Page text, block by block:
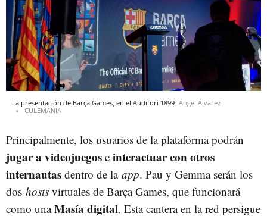
La presentación de Barça Games, en el Auditori 1899 Ángel Álvarez
CULEMANIA
Principalmente, los usuarios de la plataforma podrán
jugar a videojuegos e interactuar con otros
internautas dentro de la app. Pau y Gemma serán los
dos hosts virtuales de Barça Games, que funcionará
como unaMasía digital. Esta cantera en la red persigue